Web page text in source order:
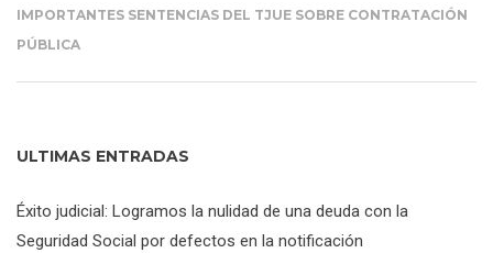
IMPORTANTES SENTENCIAS DEL TJUE SOBRE CONTRATACIÓN
PÚBLICA
ULTIMAS ENTRADAS
Éxito judicial: Logramos la nulidad de una deuda con la
Seguridad Social por defectos en la notificación